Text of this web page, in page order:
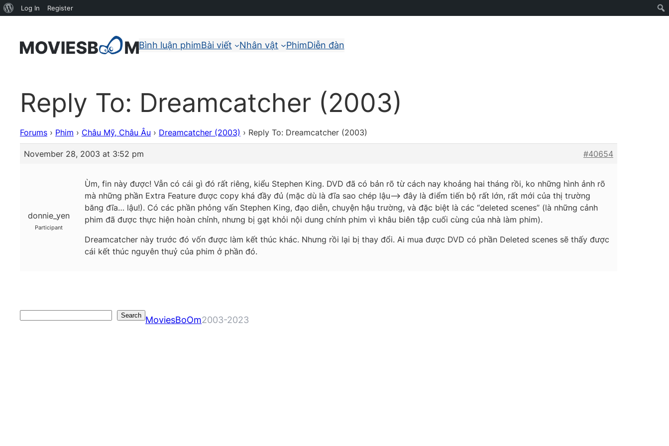
Bình luận phimBài viết Nhân vật PhimDiễn đàn
Reply To: Dreamcatcher (2003)
Forums › Phim › Châu Mỹ, Châu Âu › Dreamcatcher (2003) › Reply To: Dreamcatcher (2003)
November 28, 2003 at 3:52 pm #40654
donnie_yen
Participant
Ùm, fin này được! Vẫn có cái gì đó rất riêng, kiểu Stephen King. DVD đã có bản rõ từ cách nay khoảng hai tháng rồi, ko những hình ảnh rõ
mà những phần Extra Feature được copy khá đầy đủ (mặc dù là đĩa sao chép lậu—> đây là điểm tiến bộ rất lớn, rất mới của thị trường
băng đĩa… lậu!). Có các phần phỏng vấn Stephen King, đạo diễn, chuyện hậu trường, và đặc biệt là các “deleted scenes” (là những cảnh
phim đã được thực hiện hoàn chỉnh, nhưng bị gạt khỏi nội dung chính phim vì khâu biên tập cuối cùng của nhà làm phim).
Dreamcatcher này trước đó vốn được làm kết thúc khác. Nhưng rồi lại bị thay đổi. Ai mua được DVD có phần Deleted scenes sẽ thấy được
cái kết thúc nguyên thuỷ của phim ở phần đó.
Search MoviesBoOm2003-2023
About
Log In Register